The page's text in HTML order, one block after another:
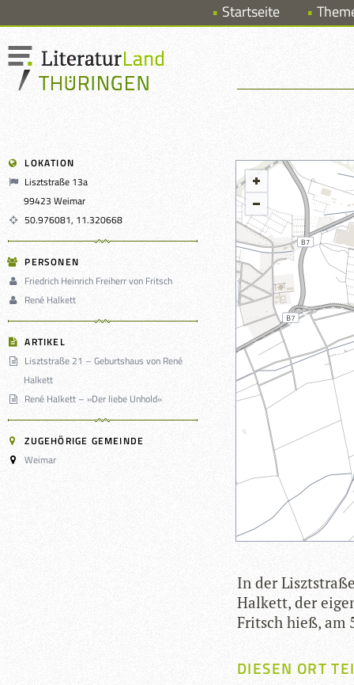
Startseite
LOKATION
Lisztstraße 13a
99423 Weimar
50.976081, 11.320668
PERSONEN
Friedrich Heinrich Freiherr von Fritsch
René Halkett
ARTIKEL
Lisztstraße 21 – Geburtshaus von René
Halkett
René Halkett – »Der liebe Unhold«
ZUGEHÖRIGE GEMEINDE
Weimar
In der
Hal­kett, der
Fritsch hieß, am
DIESEN ORT